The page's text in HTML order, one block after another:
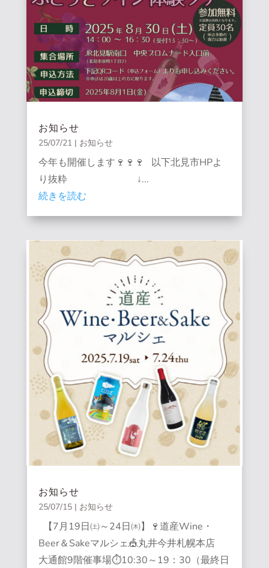
お知らせ
25/07/21| お知らせ
今年も開催します🍷🍷🍷 以下北見市HPよ
り抜粋 ↓...
続きを読む
お知らせ
25/07/15| お知らせ
【7月19日㈯～24日㈭】🍷道産Wine・
Beer＆Sakeマルシェ🎪丸井今井札幌本店
大通館9階催事場⏱10:30～19：30（最終日